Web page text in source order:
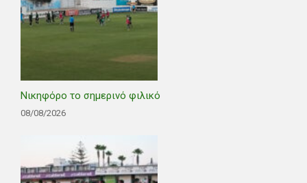
Νικηφόρο το σημερινό φιλικό
08/08/2026